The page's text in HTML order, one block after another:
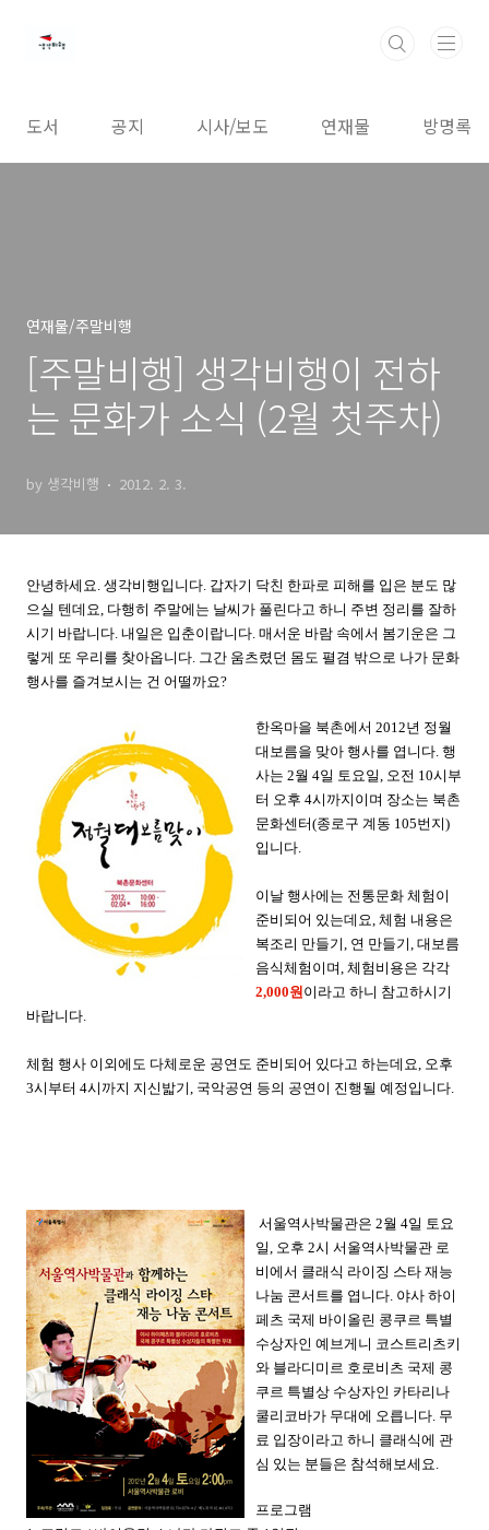
도서 공지 시사/보도 연재물 방명록
연재물/주말비행
[주말비행] 생각비행이 전하
는 문화가 소식 (2월 첫주차)
by 생각비행 2012. 2. 3.
안녕하세요. 생각비행입니다. 갑자기 닥친 한파로 피해를 입은 분도 많
으실 텐데요, 다행히 주말에는 날씨가 풀린다고 하니 주변 정리를 잘하
시기 바랍니다. 내일은 입춘이랍니다. 매서운 바람 속에서 봄기운은 그
렇게 또 우리를 찾아옵니다. 그간 움츠렸던 몸도 펼겸 밖으로 나가 문화
행사를 즐겨보시는 건 어떨까요?
한옥마을 북촌에서 2012년 정월
대보름을 맞아 행사를 엽니다. 행
사는 2월 4일 토요일, 오전 10시부
터 오후 4시까지이며 장소는 북촌
문화센터(종로구 계동 105번지)
입니다.
이날 행사에는 전통문화 체험이
준비되어 있는데요, 체험 내용은
복조리 만들기, 연 만들기, 대보름
음식체험이며, 체험비용은 각각
2,000원이라고 하니 참고하시기
바랍니다.
체험 행사 이외에도 다체로운 공연도 준비되어 있다고 하는데요, 오후
3시부터 4시까지 지신밟기, 국악공연 등의 공연이 진행될 예정입니다.
서울역사박물관은 2월 4일 토요
일, 오후 2시 서울역사박물관 로
비에서 클래식 라이징 스타 재능
나눔 콘서트를 엽니다. 야사 하이
페츠 국제 바이올린 콩쿠르 특별
수상자인 예브게니 코스트리츠키
와 블라디미르 호로비츠 국제 콩
쿠르 특별상 수상자인 카타리나
쿨리코바가 무대에 오릅니다. 무
료 입장이라고 하니 클래식에 관
심 있는 분들은 참석해보세요.
프로그램